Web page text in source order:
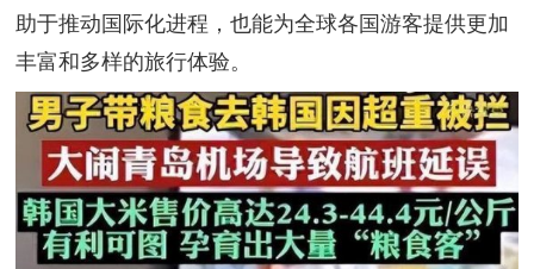
助于推动国际化进程，也能为全球各国游客提供更加
丰富和多样的旅行体验。